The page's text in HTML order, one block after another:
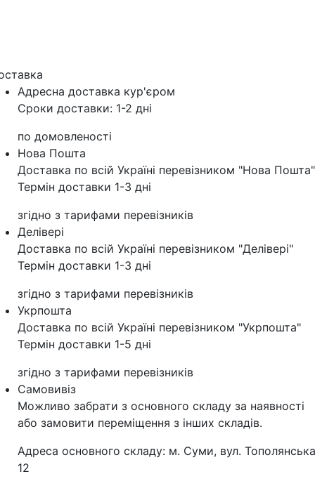
Адресна доставка кур'‎єром
Сроки доставки: 1-2 дні
по домовленості
Нова Пошта
Доставка по всій Україні перевізником "Нова Пошта"
Термін доставки 1-3 дні
згідно з тарифами перевізників
Делівері
Доставка по всій Україні перевізником "Делівері"
Термін доставки 1-3 дні
згідно з тарифами перевізників
Укрпошта
Доставка по всій Україні перевізником "Укрпошта"
Термін доставки 1-5 дні
згідно з тарифами перевізників
Самовивіз
Можливо забрати з основного складу за наявності
або замовити переміщення з інших складів.
Адреса основного складу: м. Суми, вул.
12